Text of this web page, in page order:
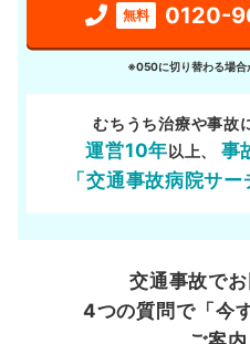
無料 0120-
※050に切り替わる場合
むちうち治療や事故
運営10年以上、 事
「交通事故病院サー
交通事故で
4つの質問で「今